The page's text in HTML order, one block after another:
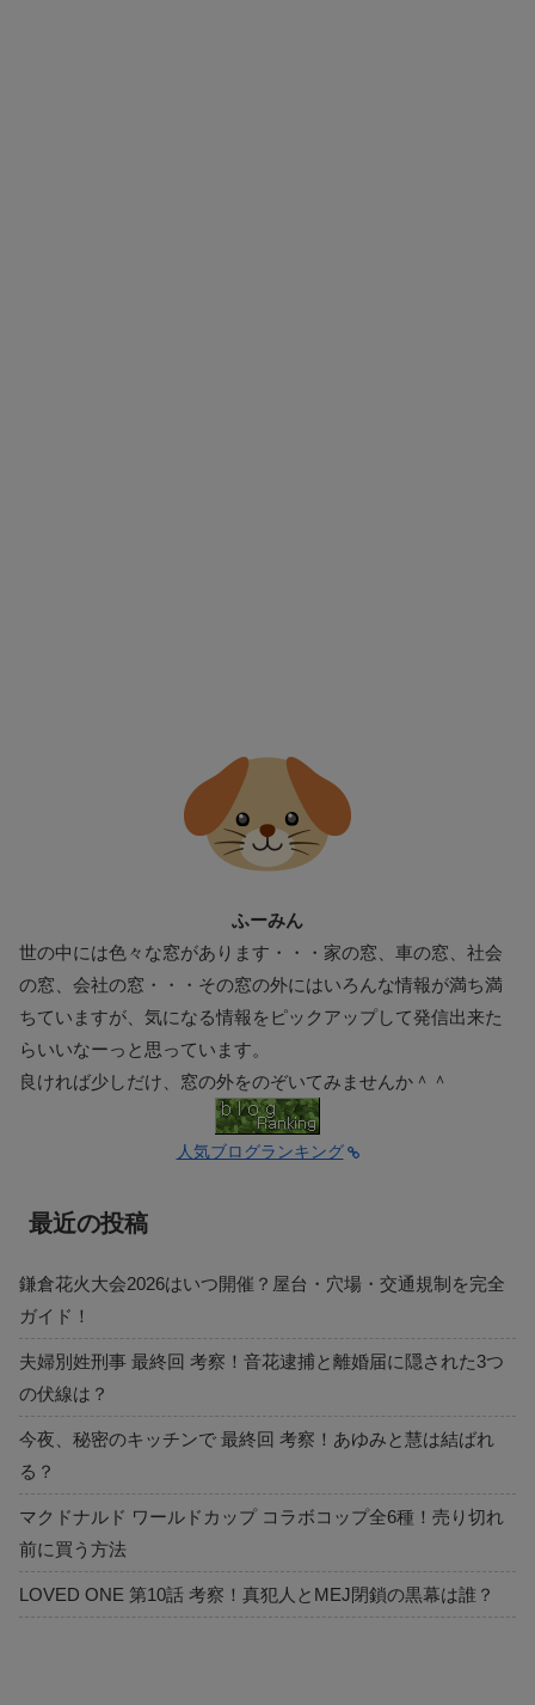
ふーみん
世の中には色々な窓があります・・・家の窓、車の窓、社会
の窓、会社の窓・・・その窓の外にはいろんな情報が満ち満
ちていますが、気になる情報をピックアップして発信出来た
らいいなーっと思っています。
良ければ少しだけ、窓の外をのぞいてみませんか＾＾
人気ブログランキング
最近の投稿
鎌倉花火大会2026はいつ開催？屋台・穴場・交通規制を完全
ガイド！
夫婦別姓刑事 最終回 考察！音花逮捕と離婚届に隠された3つ
の伏線は？
今夜、秘密のキッチンで 最終回 考察！あゆみと慧は結ばれ
る？
マクドナルド ワールドカップ コラボコップ全6種！売り切れ
前に買う方法
LOVED ONE 第10話 考察！真犯人とMEJ閉鎖の黒幕は誰？